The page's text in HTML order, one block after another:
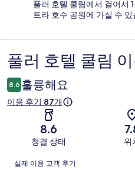
풀러 호텔 쿨림에서 걸어서
트라 호수 공원에 가실 수
이
용
후
풀러 호텔 쿨림
8.6 훌륭해요
이용 후기 87개
8.6
청결 상태 위
이
실제 이용 고객 후기